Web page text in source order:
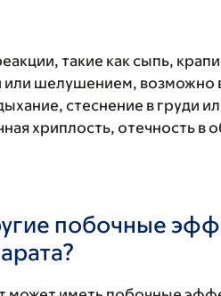
такие как сыпь,
шелушением, возможно
стеснение в груди
хриплость, отечность в
побочные